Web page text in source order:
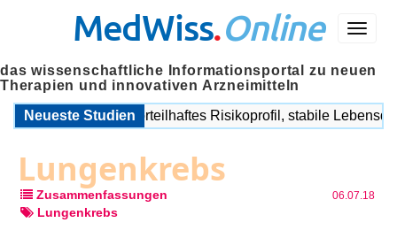
Menü
MedWiss.Online
das wissenschaftliche Informationsportal zu neuen
Therapien und innovativen Arzneimitteln
Neueste Studien
Imlunestrant: Vorteilhaftes Risikoprofil, stabile
Lungenkrebs
Zusammenfassungen 06.07.18
Lungenkrebs